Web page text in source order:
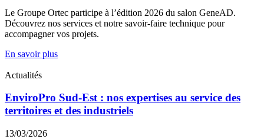
Le Groupe Ortec participe à l’édition 2026 du salon GeneAD.
Découvrez nos services et notre savoir-faire technique pour
accompagner vos projets.
En savoir plus
Actualités
EnviroPro Sud-Est : nos expertises au service des
territoires et des industriels
13/03/2026